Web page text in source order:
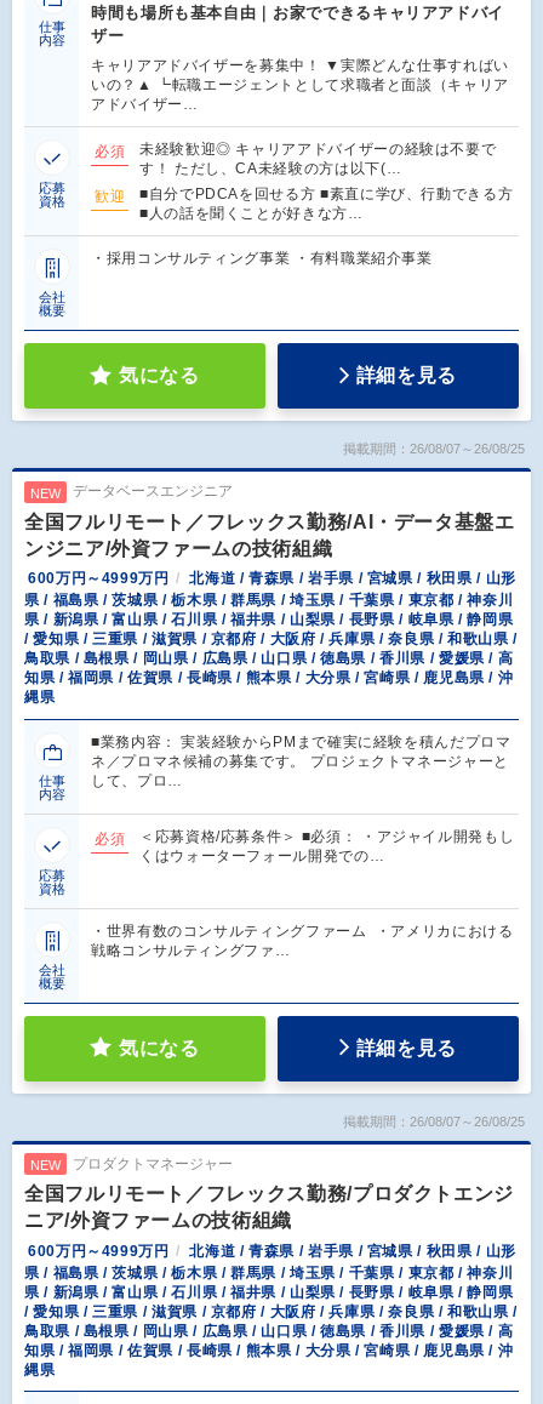
仕事
内容
時間も場所も基本自由｜お家でできるキャリアアドバイ
ザー
キャリアアドバイザーを募集中！ ▼実際どんな仕事すればい
いの？▲ ┗転職エージェントとして求職者と面談（キャリア
アドバイザー…
応募
資格
必須
未経験歓迎◎ キャリアアドバイザーの経験は不要で
す！ ただし、CA未経験の方は以下(…
歓迎
■自分でPDCAを回せる方 ■素直に学び、行動できる方
■人の話を聞くことが好きな方…
会社
概要
・採用コンサルティング事業 ・有料職業紹介事業
気になる 詳細を見る
掲載期間：26/08/07～26/08/25
NEW データベースエンジニア
全国フルリモート／フレックス勤務/AI・データ基盤エ
ンジニア/外資ファームの技術組織
600万円～4999万円
北海道 / 青森県 / 岩手県 / 宮城県 / 秋田県 / 山形
県 / 福島県 / 茨城県 / 栃木県 / 群馬県 / 埼玉県 / 千葉県 / 東京都 / 神奈川
県 / 新潟県 / 富山県 / 石川県 / 福井県 / 山梨県 / 長野県 / 岐阜県 / 静岡県
/ 愛知県 / 三重県 / 滋賀県 / 京都府 / 大阪府 / 兵庫県 / 奈良県 / 和歌山県 /
鳥取県 / 島根県 / 岡山県 / 広島県 / 山口県 / 徳島県 / 香川県 / 愛媛県 / 高
知県 / 福岡県 / 佐賀県 / 長崎県 / 熊本県 / 大分県 / 宮崎県 / 鹿児島県 / 沖
縄県
仕事
内容
■業務内容： 実装経験からPMまで確実に経験を積んだプロマ
ネ／プロマネ候補の募集です。 プロジェクトマネージャーと
して、プロ…
応募
資格
必須
＜応募資格/応募条件＞ ■必須： ・アジャイル開発もし
くはウォーターフォール開発での…
会社
概要
・世界有数のコンサルティングファーム ・アメリカにおける
戦略コンサルティングファ…
気になる 詳細を見る
掲載期間：26/08/07～26/08/25
NEW プロダクトマネージャー
全国フルリモート／フレックス勤務/プロダクトエンジ
ニア/外資ファームの技術組織
600万円～4999万円
北海道 / 青森県 / 岩手県 / 宮城県 / 秋田県 / 山形
県 / 福島県 / 茨城県 / 栃木県 / 群馬県 / 埼玉県 / 千葉県 / 東京都 / 神奈川
県 / 新潟県 / 富山県 / 石川県 / 福井県 / 山梨県 / 長野県 / 岐阜県 / 静岡県
/ 愛知県 / 三重県 / 滋賀県 / 京都府 / 大阪府 / 兵庫県 / 奈良県 / 和歌山県 /
鳥取県 / 島根県 / 岡山県 / 広島県 / 山口県 / 徳島県 / 香川県 / 愛媛県 / 高
知県 / 福岡県 / 佐賀県 / 長崎県 / 熊本県 / 大分県 / 宮崎県 / 鹿児島県 / 沖
縄県